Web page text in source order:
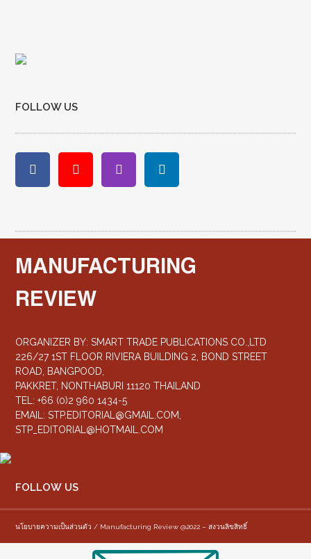
FOLLOW US
MANUFACTURING
REVIEW
ORGANIZER BY: SMART TRADE PUBLICATIONS CO.,LTD
226/27 1ST FLOOR RIVIERA BUILDING 2, BOND STREET
ROAD, BANGPOOD,
PAKKRET, NONTHABURI 11120 THAILAND
TEL: +66 (0)2 960 1434-5
EMAIL:STP.EDITORIAL@GMAIL.COM
STP_EDITORIAL@HOTMAIL.COM
FOLLOW US
นโยบายความเป็นส่วนตัว / Manufacturing Review @2022 – สงวนลิขสิทธิ์